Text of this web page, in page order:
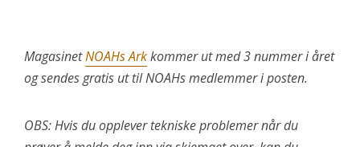
MagasinetNOAHs Arkkommer ut med 3 nummer i året
og sendes gratis ut til NOAHs medlemmer i posten.
OBS: Hvis du opplever tekniske problemer når du